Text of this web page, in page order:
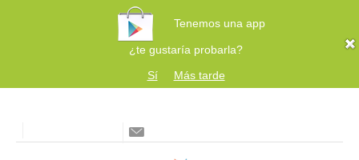
Tenemos una app
¿te gustaría probarla?
Sí
Más tarde